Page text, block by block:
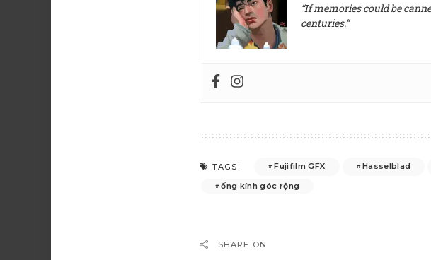
“If memories could be
centuries.”
TAGS: Fujifilm GFX Hasselblad
ống kính góc rộng
SHARE ON